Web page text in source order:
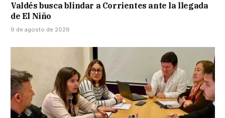
Valdés busca blindar a Corrientes ante la llegada
de El Niño
9 de agosto de 2026